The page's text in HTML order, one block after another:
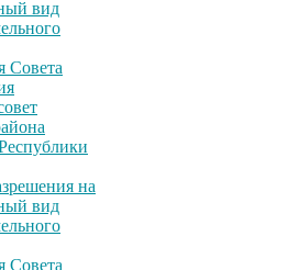
вид
Совета
на
вид
Совета